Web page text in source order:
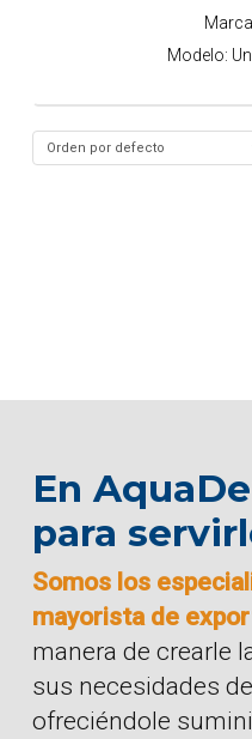
Modelo:
En
para
Somos los
mayorista de
manera de crearle
sus necesidades
ofreciéndole